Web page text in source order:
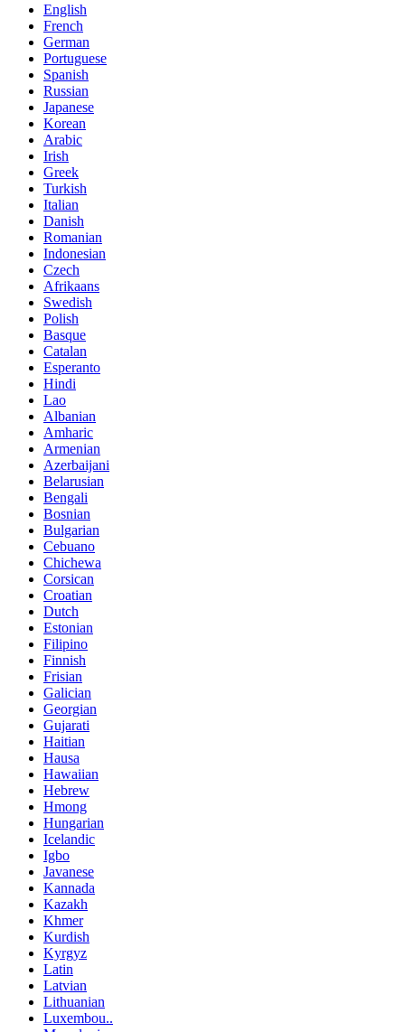
English
French
German
Portuguese
Spanish
Russian
Japanese
Korean
Arabic
Irish
Greek
Turkish
Italian
Danish
Romanian
Indonesian
Czech
Afrikaans
Swedish
Polish
Basque
Catalan
Esperanto
Hindi
Lao
Albanian
Amharic
Armenian
Azerbaijani
Belarusian
Bengali
Bosnian
Bulgarian
Cebuano
Chichewa
Corsican
Croatian
Dutch
Estonian
Filipino
Finnish
Frisian
Galician
Georgian
Gujarati
Haitian
Hausa
Hawaiian
Hebrew
Hmong
Hungarian
Icelandic
Igbo
Javanese
Kannada
Kazakh
Khmer
Kurdish
Kyrgyz
Latin
Latvian
Lithuanian
Luxembou..